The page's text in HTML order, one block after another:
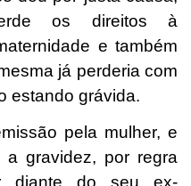
os direitos à
e também
já perderia com
estando grávida.
pela mulher, e
a gravidez, por regra
diante do seu ex-